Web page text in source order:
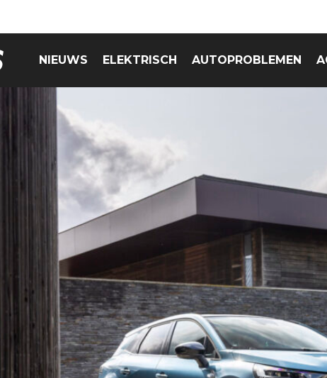
NIEUWS ELEKTRISCH AUTOPROBLEMEN